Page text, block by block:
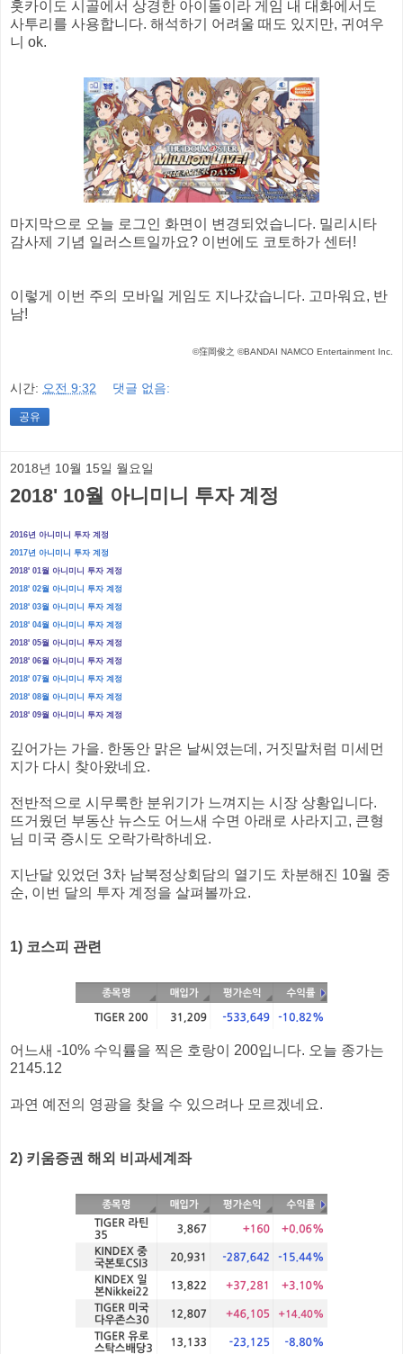
홋카이도 시골에서 상경한 아이돌이라 게임 내 대화에서도
사투리를 사용합니다. 해석하기 어려울 때도 있지만, 귀여우
니 ok.
마지막으로 오늘 로그인 화면이 변경되었습니다. 밀리시타
감사제 기념 일러스트일까요? 이번에도 코토하가 센터!
이렇게 이번 주의 모바일 게임도 지나갔습니다. 고마워요, 반
남!
©窪岡俊之 ©BANDAI NAMCO Entertainment Inc.
시간: 오전 9:32 댓글 없음:
공유
2018년 10월 15일 월요일
2018' 10월 아니미니 투자 계정
2016년 아니미니 투자 계정
2017년 아니미니 투자 계정
2018' 01월 아니미니 투자 계정
2018' 02월 아니미니 투자 계정
2018' 03월 아니미니 투자 계정
2018' 04월 아니미니 투자 계정
2018' 05월 아니미니 투자 계정
2018' 06월 아니미니 투자 계정
2018' 07월 아니미니 투자 계정
2018' 08월 아니미니 투자 계정
2018' 09월 아니미니 투자 계정
깊어가는 가을. 한동안 맑은 날씨였는데, 거짓말처럼 미세먼
지가 다시 찾아왔네요.
전반적으로 시무룩한 분위기가 느껴지는 시장 상황입니다.
뜨거웠던 부동산 뉴스도 어느새 수면 아래로 사라지고, 큰형
님 미국 증시도 오락가락하네요.
지난달 있었던 3차 남북정상회담의 열기도 차분해진 10월 중
순, 이번 달의 투자 계정을 살펴볼까요.
1) 코스피 관련
어느새 -10% 수익률을 찍은 호랑이 200입니다. 오늘 종가는
2145.12
과연 예전의 영광을 찾을 수 있으려나 모르겠네요.
2) 키움증권 해외 비과세계좌